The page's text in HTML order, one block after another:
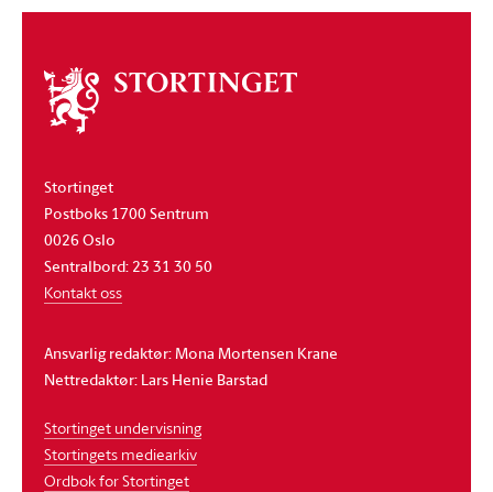
Om
stortinget
Stortinget
Postboks 1700 Sentrum
0026 Oslo
Sentralbord: 23 31 30 50
Kontakt oss
Ansvarlig redaktør: Mona Mortensen Krane
Nettredaktør: Lars Henie Barstad
Stortinget undervisning
Stortingets mediearkiv
Ordbok for Stortinget